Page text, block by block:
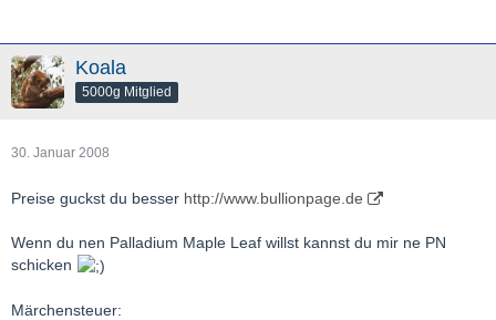
Koala
5000g Mitglied
30. Januar 2008
Preise guckst du besser http://www.bullionpage.de
Wenn du nen Palladium Maple Leaf willst kannst du mir ne PN
schicken
Märchensteuer: